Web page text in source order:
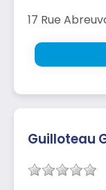
17 Rue
Guilloteau